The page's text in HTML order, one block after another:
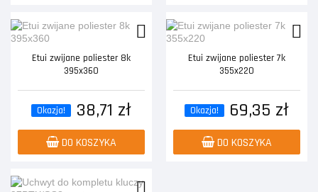
Etui zwijane poliester 8k
395x360
Okazja! 38,71 zł
DO KOSZYKA
Etui zwijane poliester 7k
355x220
Okazja! 69,35 zł
DO KOSZYKA